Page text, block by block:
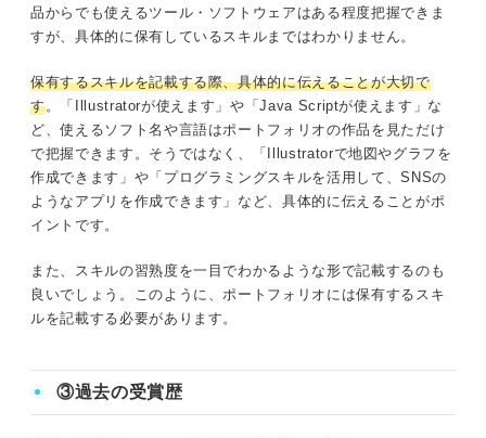
品からでも使えるツール・ソフトウェアはある程度把握できま
すが、具体的に保有しているスキルまではわかりません。
保有するスキルを記載する際、具体的に伝えることが大切で
す。「Illustratorが使えます」や「Java Scriptが使えます」な
ど、使えるソフト名や言語はポートフォリオの作品を見ただけ
で把握できます。そうではなく、「Illustratorで地図やグラフを
作成できます」や「プログラミングスキルを活用して、SNSの
ようなアプリを作成できます」など、具体的に伝えることがポ
イントです。
また、スキルの習熟度を一目でわかるような形で記載するのも
良いでしょう。このように、ポートフォリオには保有するスキ
ルを記載する必要があります。
③過去の受賞歴